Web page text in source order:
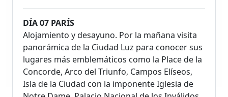
DÍA 07 PARÍS
Alojamiento y desayuno. Por la mañana visita
panorámica de la Ciudad Luz para conocer sus
lugares más emblemáticos como la Place de la
Concorde, Arco del Triunfo, Campos Elíseos,
Isla de la Ciudad con la imponente Iglesia de